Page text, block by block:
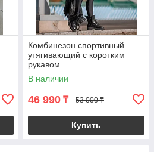
Комбинезон спортивный
утягивающий с коротким
рукавом
В наличии
46 990 ₸ 53 000 ₸
Купить